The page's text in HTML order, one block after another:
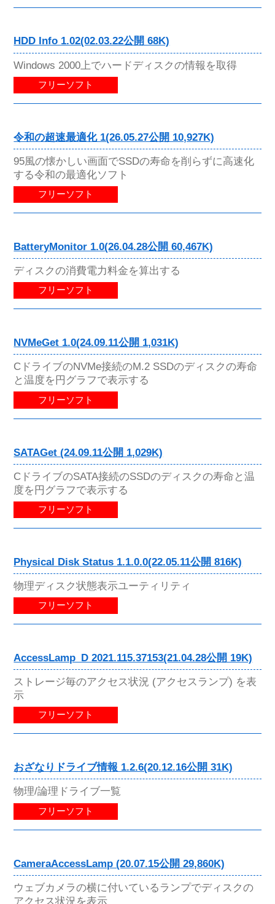
HDD Info 1.02(02.03.22公開 68K)
Windows 2000上でハードディスクの情報を取得
フリーソフト
令和の超速最適化 1(26.05.27公開 10,927K)
95風の懐かしい画面でSSDの寿命を削らずに高速化
する令和の最適化ソフト
フリーソフト
BatteryMonitor 1.0(26.04.28公開 60,467K)
ディスクの消費電力料金を算出する
フリーソフト
NVMeGet 1.0(24.09.11公開 1,031K)
CドライブのNVMe接続のM.2 SSDのディスクの寿命
と温度を円グラフで表示する
フリーソフト
SATAGet (24.09.11公開 1,029K)
CドライブのSATA接続のSSDのディスクの寿命と温
度を円グラフで表示する
フリーソフト
Physical Disk Status 1.1.0.0(22.05.11公開 816K)
物理ディスク状態表示ユーティリティ
フリーソフト
AccessLamp_D 2021.115.37153(21.04.28公開 19K)
ストレージ毎のアクセス状況 (アクセスランプ) を表
示
フリーソフト
おざなりドライブ情報 1.2.6(20.12.16公開 31K)
物理/論理ドライブ一覧
フリーソフト
CameraAccessLamp (20.07.15公開 29,860K)
ウェブカメラの横に付いているランプでディスクの
アクセス状況を表示